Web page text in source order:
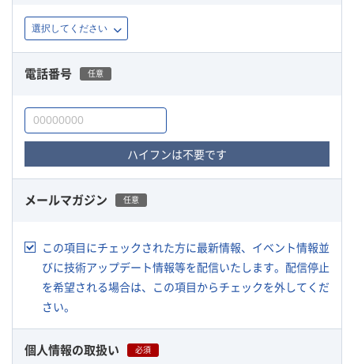
電話番号 任意
ハイフンは不要です
メールマガジン 任意
この項目にチェックされた方に最新情報、イベント情報並
びに技術アップデート情報等を配信いたします。配信停止
を希望される場合は、この項目からチェックを外してくだ
さい。
個人情報の取扱い 必須